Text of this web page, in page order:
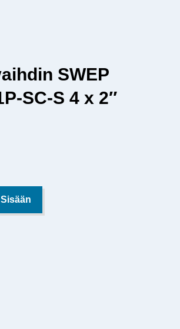
SWEP
SC-S 4 x 2″